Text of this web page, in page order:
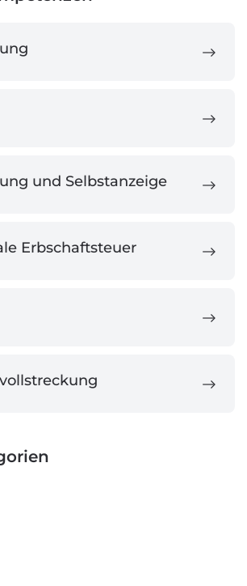
und Selbstanzeige
Erbschaftsteuer